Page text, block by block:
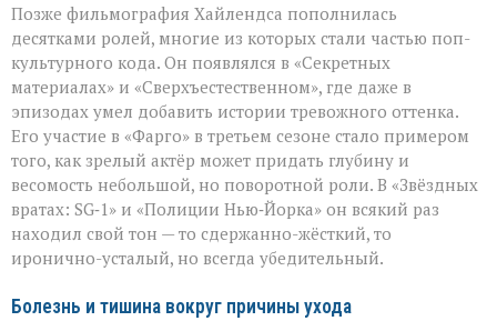
Позже фильмография Хайлендса пополнилась
десятками ролей, многие из которых стали частью поп-
культурного кода. Он появлялся в «Секретных
материалах» и «Сверхъестественном», где даже в
эпизодах умел добавить истории тревожного оттенка.
Его участие в «Фарго» в третьем сезоне стало примером
того, как зрелый актёр может придать глубину и
весомость небольшой, но поворотной роли. В «Звёздных
вратах: SG‑1» и «Полиции Нью‑Йорка» он всякий раз
находил свой тон — то сдержанно-жёсткий, то
иронично-усталый, но всегда убедительный.
Болезнь и тишина вокруг причины ухода